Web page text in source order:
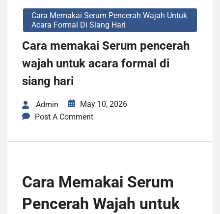
Cara Memakai Serum Pencerah Wajah Untuk
Acara Formal Di Siang Hari
Cara memakai Serum pencerah
wajah untuk acara formal di
siang hari
Admin
May 10, 2026
Post A Comment
Cara Memakai Serum
Pencerah Wajah untuk